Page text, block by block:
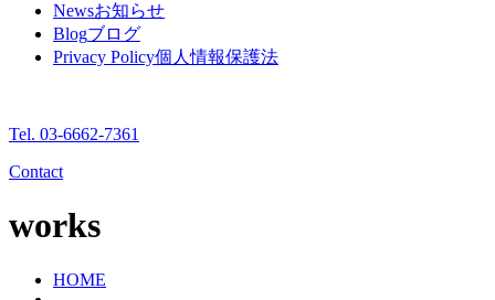
Newsお知らせ
Blogブログ
Privacy Policy個人情報保護法
Tel. 03-6662-7361
Contact
works
HOME